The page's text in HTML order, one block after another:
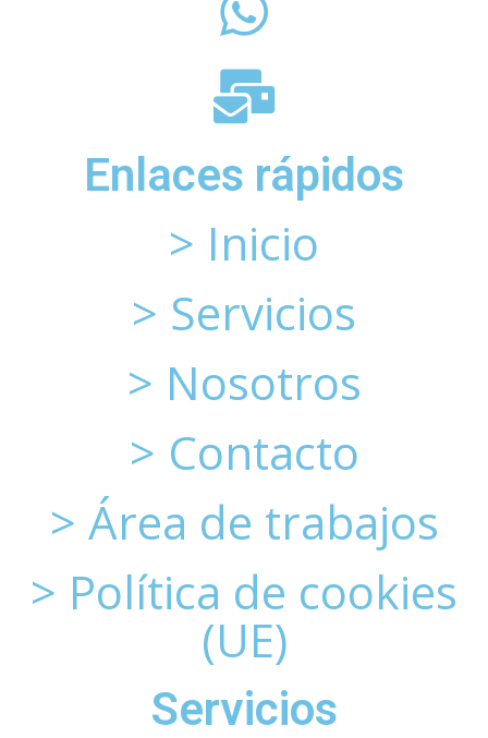
Enlaces rápidos
> Inicio
> Servicios
> Nosotros
> Contacto
> Área de trabajos
> Política de cookies
(UE)
Servicios